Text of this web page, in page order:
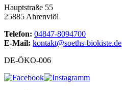
Hauptstraße 55
25885 Ahrenviöl
Telefon: 04847-8094700
E-Mail: kontakt@soeths-biokiste.de
DE-ÖKO-006